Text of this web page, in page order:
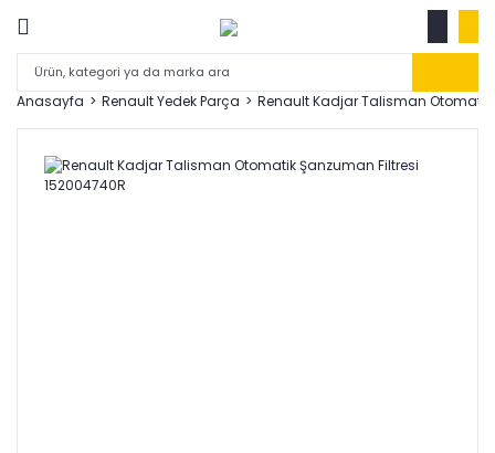
Anasayfa Renault Yedek Parça Renault Kadjar Talisman Otomatik